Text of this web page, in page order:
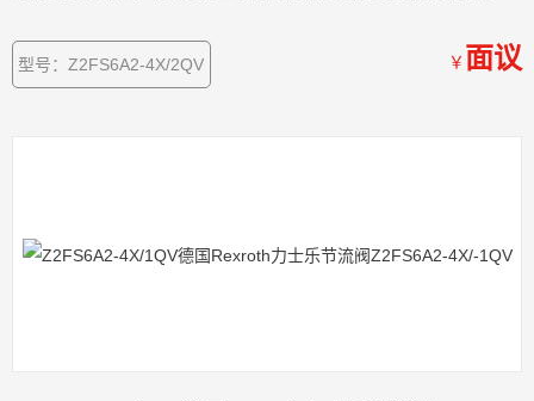
型号：Z2FS6A2-4X/2QV ￥ 面议